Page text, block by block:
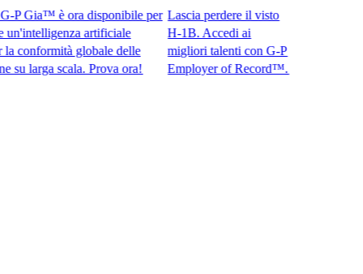
è ora disponibile per
artificiale
globale delle
larga scala. Prova ora!​​
Lascia perdere il visto
H-1B. Accedi ai
migliori talenti con G-P
Employer of Record™.​​